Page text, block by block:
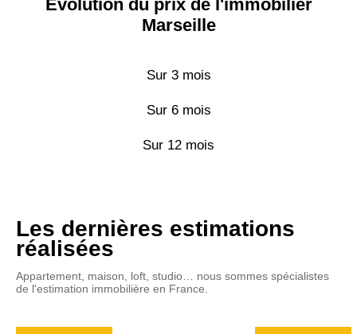
Évolution du prix de l'immobilier
Marseille
Sur 3 mois
Sur 6 mois
Sur 12 mois
Les dernières estimations
réalisées
Appartement, maison, loft, studio… nous sommes spécialistes
de l'estimation immobilière en France.